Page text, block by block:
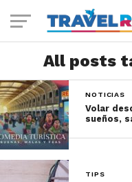
All posts
NOTICIAS
Volar
sueños,
TIPS